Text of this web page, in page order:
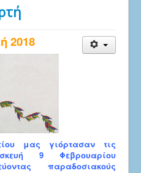
2018
μας γιόρτασαν τις
9 Φεβρουαρίου
παραδοσιακούς